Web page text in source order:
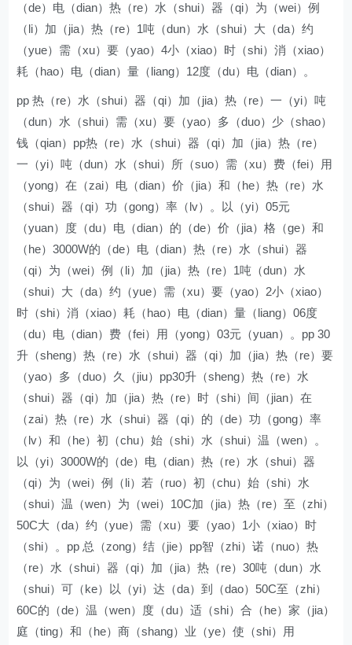
（de）电（dian）热（re）水（shui）器（qi）为（wei）例
（li）加（jia）热（re）1吨（dun）水（shui）大（da）约
（yue）需（xu）要（yao）4小（xiao）时（shi）消（xiao）
耗（hao）电（dian）量（liang）12度（du）电（dian）。
pp 热（re）水（shui）器（qi）加（jia）热（re）一（yi）吨
（dun）水（shui）需（xu）要（yao）多（duo）少（shao）
钱（qian）pp热（re）水（shui）器（qi）加（jia）热（re）
一（yi）吨（dun）水（shui）所（suo）需（xu）费（fei）用
（yong）在（zai）电（dian）价（jia）和（he）热（re）水
（shui）器（qi）功（gong）率（lv）。以（yi）05元
（yuan）度（du）电（dian）的（de）价（jia）格（ge）和
（he）3000W的（de）电（dian）热（re）水（shui）器
（qi）为（wei）例（li）加（jia）热（re）1吨（dun）水
（shui）大（da）约（yue）需（xu）要（yao）2小（xiao）
时（shi）消（xiao）耗（hao）电（dian）量（liang）06度
（du）电（dian）费（fei）用（yong）03元（yuan）。pp 30
升（sheng）热（re）水（shui）器（qi）加（jia）热（re）要
（yao）多（duo）久（jiu）pp30升（sheng）热（re）水
（shui）器（qi）加（jia）热（re）时（shi）间（jian）在
（zai）热（re）水（shui）器（qi）的（de）功（gong）率
（lv）和（he）初（chu）始（shi）水（shui）温（wen）。
以（yi）3000W的（de）电（dian）热（re）水（shui）器
（qi）为（wei）例（li）若（ruo）初（chu）始（shi）水
（shui）温（wen）为（wei）10C加（jia）热（re）至（zhi）
50C大（da）约（yue）需（xu）要（yao）1小（xiao）时
（shi）。pp 总（zong）结（jie）pp智（zhi）诺（nuo）热
（re）水（shui）器（qi）加（jia）热（re）30吨（dun）水
（shui）可（ke）以（yi）达（da）到（dao）50C至（zhi）
60C的（de）温（wen）度（du）适（shi）合（he）家（jia）
庭（ting）和（he）商（shang）业（ye）使（shi）用